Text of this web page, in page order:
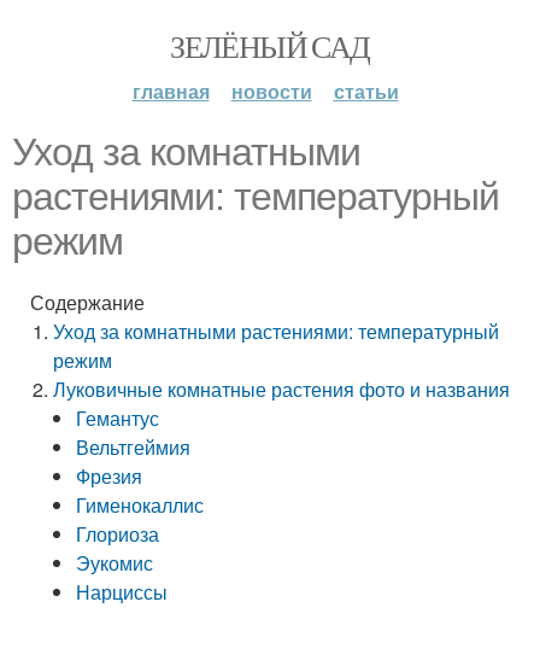
ЗЕЛЁНЫЙ САД
главная новости статьи
Уход за комнатными
растениями: температурный
режим
Содержание
Уход за комнатными растениями: температурный
режим
Луковичные комнатные растения фото и названия
Гемантус
Вельтгеймия
Фрезия
Гименокаллис
Глориоза
Эукомис
Нарциссы